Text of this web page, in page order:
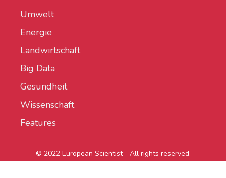
Umwelt
Energie
Landwirtschaft
Big Data
Gesundheit
Wissenschaft
Features
© 2022 European Scientist - All rights reserved.